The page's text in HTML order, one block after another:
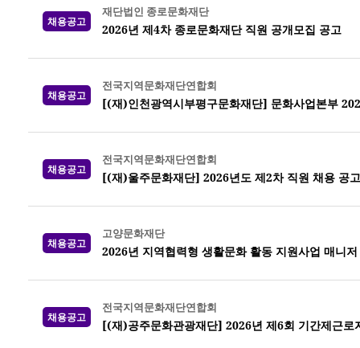
채용공고
재단법인 종로문화재단
2026년 제4차 종로문화재단 직원 공개모집 공고
채용공고
전국지역문화재단연합회
[(재)인천광역시부평구문화재단] 문화사업본부
채용공고
전국지역문화재단연합회
[(재)울주문화재단] 2026년도 제2차 직원 채용 공고
채용공고
고양문화재단
2026년 지역협력형 생활문화 활동 지원사업 매니
채용공고
전국지역문화재단연합회
[(재)공주문화관광재단] 2026년 제6회 기간제근로